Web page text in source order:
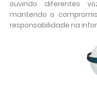
ouvindo diferentes
mantendo o
responsabilidade na